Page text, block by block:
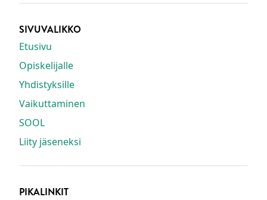
SIVUVALIKKO
Etusivu
Opiskelijalle
Yhdistyksille
Vaikuttaminen
SOOL
Liity jäseneksi
PIKALINKIT